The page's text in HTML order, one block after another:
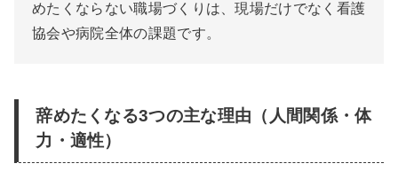
めたくならない職場づくりは、現場だけでなく看護
協会や病院全体の課題です。
辞めたくなる3つの主な理由（人間関係・体
力・適性）